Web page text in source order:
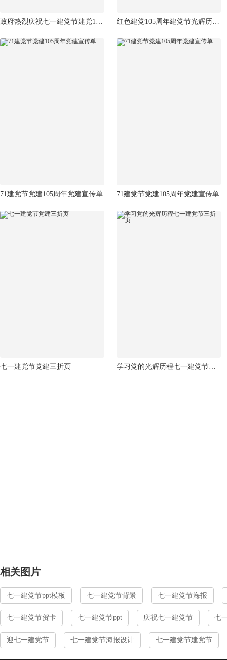
政府热烈庆祝七一建党节建党105周年折页 红色建党105周年建党节光辉历史三折页
71建党节党建105周年党建宣传单 71建党节党建105周年党建宣传单
七一建党节党建三折页 学习党的光辉历程七一建党节三折页
相关图片
七一建党节ppt模板 七一建党节背景 七一建党节海报
七一建党节贺卡 七一建党节ppt 庆祝七一建党节 七
迎七一建党节 七一建党节海报设计 七一建党节建党节